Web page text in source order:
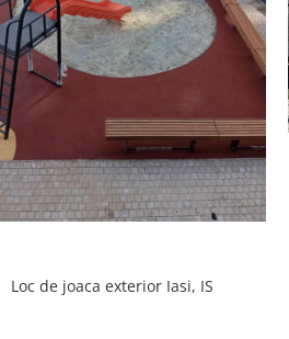
Loc de joaca exterior Iasi, IS